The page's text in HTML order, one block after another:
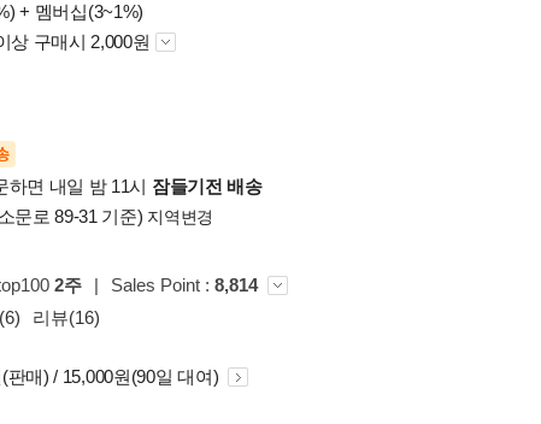
+ 멤버십(3~1%)
상 구매시 2,000원
하면 내일 밤 11시 잠들기전 배송
문로 89-31 기준) 지역변경
2주 | Sales Point : 8,814
리뷰(16)
판매) / 15,000원(90일 대여)